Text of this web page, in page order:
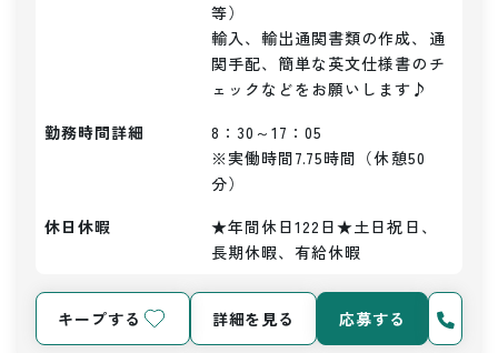
等）
輸入、輸出通関書類の作成、通
関手配、簡単な英文仕様書のチ
ェックなどをお願いします♪
勤務時間詳細
8：30～17：05
※実働時間7.75時間（休憩50
分）
休日休暇
★年間休日122日★土日祝日、
長期休暇、有給休暇
キープする 詳細を見る 応募する